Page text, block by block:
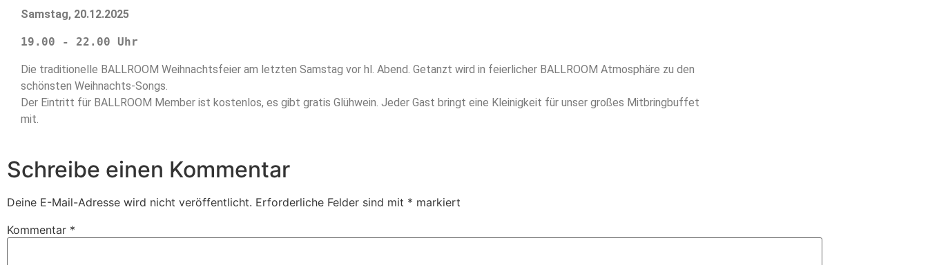
Samstag, 20.12.2025
19.00 - 22.00 Uhr
Die traditionelle BALLROOM Weihnachtsfeier am letzten Samstag vor hl. Abend. Getanzt wird in feierlicher BALLROOM Atmosphäre zu den
schönsten Weihnachts-Songs.
Der Eintritt für BALLROOM Member ist kostenlos, es gibt gratis Glühwein. Jeder Gast bringt eine Kleinigkeit für unser großes Mitbringbuffet
mit.
Schreibe einen Kommentar
Deine E-Mail-Adresse wird nicht veröffentlicht. Erforderliche Felder sind mit * markiert
Kommentar *